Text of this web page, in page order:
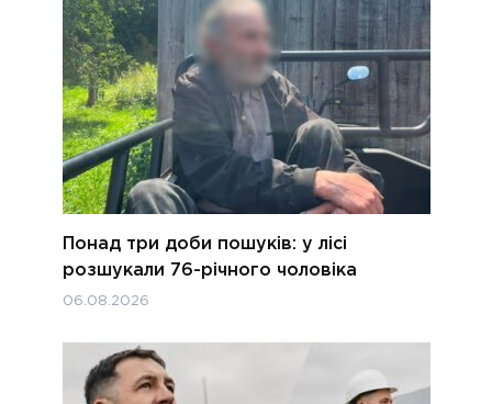
Понад три доби пошуків: у лісі
розшукали 76-річного чоловіка
06.08.2026